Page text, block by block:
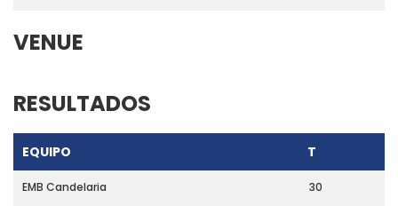
VENUE
RESULTADOS
EQUIPO T
EMB Candelaria 30